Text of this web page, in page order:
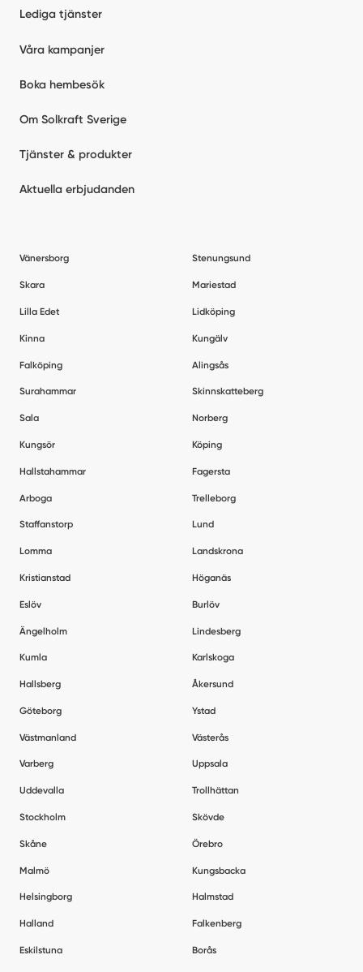
Lediga tjänster
Våra kampanjer
Boka hembesök
Om Solkraft Sverige
Tjänster & produkter
Aktuella erbjudanden
Vänersborg Stenungsund
Skara Mariestad
Lilla Edet Lidköping
Kinna Kungälv
Falköping Alingsås
Surahammar Skinnskatteberg
Sala Norberg
Kungsör Köping
Hallstahammar Fagersta
Arboga Trelleborg
Staffanstorp Lund
Lomma Landskrona
Kristianstad Höganäs
Eslöv Burlöv
Ängelholm Lindesberg
Kumla Karlskoga
Hallsberg Åkersund
Göteborg Ystad
Västmanland Västerås
Varberg Uppsala
Uddevalla Trollhättan
Stockholm Skövde
Skåne Örebro
Malmö Kungsbacka
Helsingborg Halmstad
Halland Falkenberg
Eskilstuna Borås